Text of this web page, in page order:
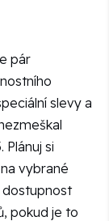
pár
slevy a
Plánuj si
vybrané
dostupnost
pokud je to